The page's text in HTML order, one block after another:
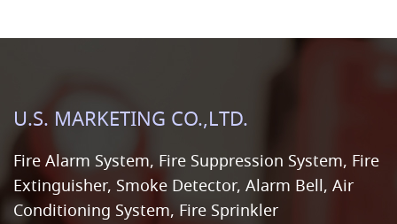
U.S. MARKETING CO.,LTD.
Fire Alarm System, Fire Suppression System, Fire
Extinguisher, Smoke Detector, Alarm Bell, Air
Conditioning System, Fire Sprinkler